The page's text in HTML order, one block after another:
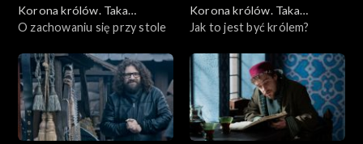
Korona królów. Taka
historia...
O zachowaniu się przy stole
Korona królów. Taka
historia...
Jak to jest być królem?